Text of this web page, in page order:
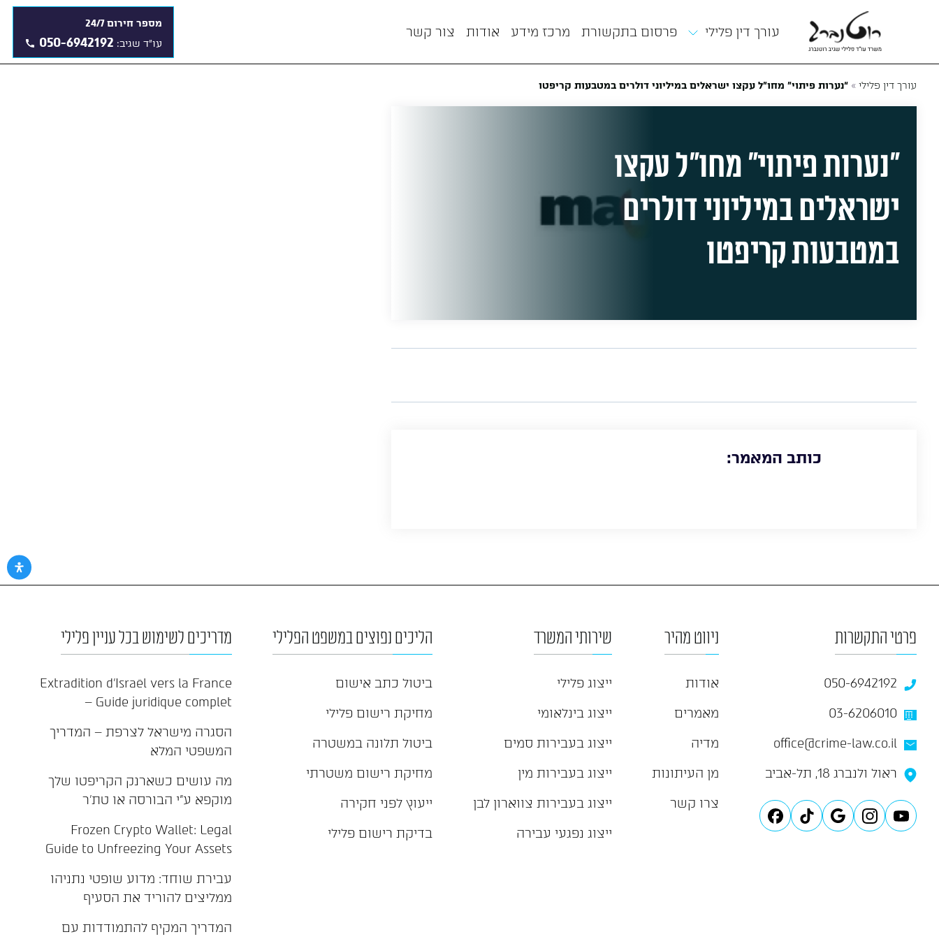
עורך דין פלילי פרסום בתקשורת מרכז מידע אודות צור קשר
מספר חירום 24/7
עו"ד שגיב: 050-6942192
עורך דין פלילי » “נערות פיתוי” מחו”ל עקצו ישראלים במיליוני דולרים במטבעות קריפטו
“נערות פיתוי” מחו”ל עקצו
ישראלים במיליוני דולרים
במטבעות קריפטו
כותב המאמר:
פרטי התקשרות
050-6942192
03-6206010
office@crime-law.co.il
ראול ולנברג 18, תל-אביב
ניווט מהיר
אודות
מאמרים
מדיה
מן העיתונות
צרו קשר
שירותי המשרד
ייצוג פלילי
ייצוג בינלאומי
ייצוג בעבירות סמים
ייצוג בעבירות מין
ייצוג בעבירות צווארון לבן
ייצוג נפגעי עבירה
הליכים נפוצים במשפט הפלילי
ביטול כתב אישום
מחיקת רישום פלילי
ביטול תלונה במשטרה
מחיקת רישום משטרתי
ייעוץ לפני חקירה
בדיקת רישום פלילי
מדריכים לשימוש בכל עניין פלילי
Extradition d'Israël vers la France
– Guide juridique complet
הסגרה מישראל לצרפת – המדריך
המשפטי המלא
מה עושים כשארנק הקריפטו שלך
מוקפא ע"י הבורסה או טת'ר
Frozen Crypto Wallet: Legal
Guide to Unfreezing Your Assets
עבירת שוחד: מדוע שופטי נתניהו
ממליצים להוריד את הסעיף
המדריך המקיף להתמודדות עם